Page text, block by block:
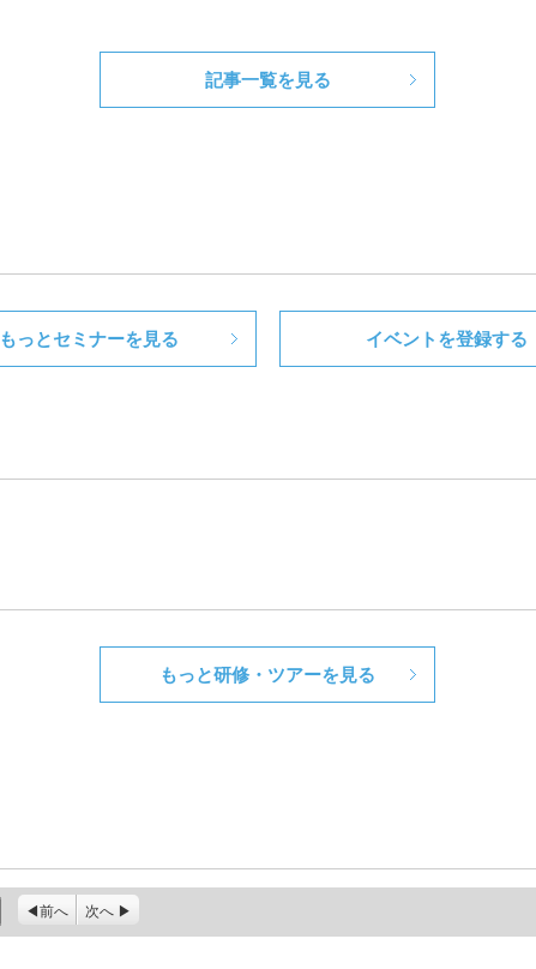
記事一覧を見る
もっとセミナーを見る イベントを登録する
もっと研修・ツアーを見る
前へ 次へ